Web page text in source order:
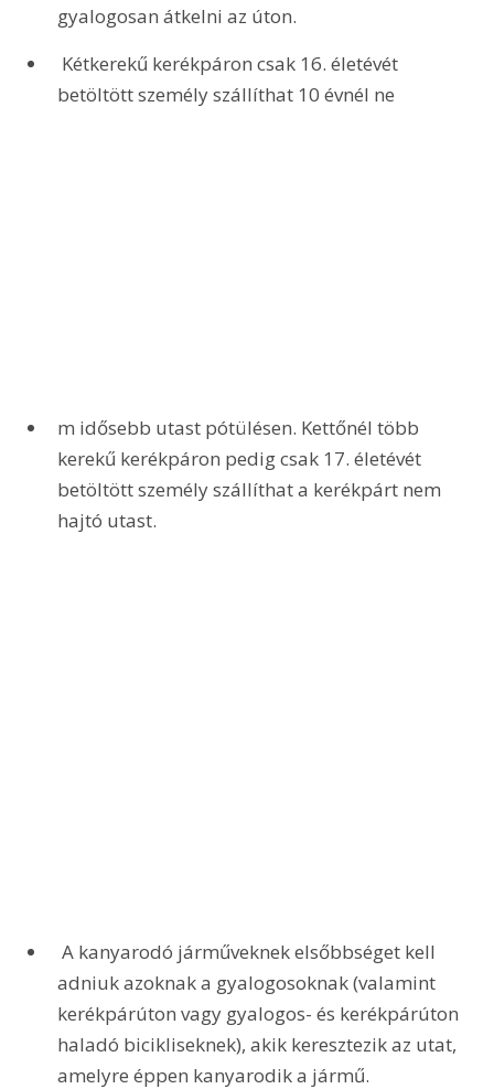
gyalogosan átkelni az úton.
betöltött személy szállíthat 10 évnél ne
m idősebb utast pótülésen. Kettőnél több
kerekű kerékpáron pedig csak 17. életévét
betöltött személy szállíthat a kerékpárt nem
hajtó utast.
A kanyarodó járműveknek elsőbbséget kell
adniuk azoknak a gyalogosoknak (valamint
kerékpárúton vagy gyalogos- és kerékpárúton
haladó bicikliseknek), akik keresztezik az utat,
amelyre éppen kanyarodik a jármű.